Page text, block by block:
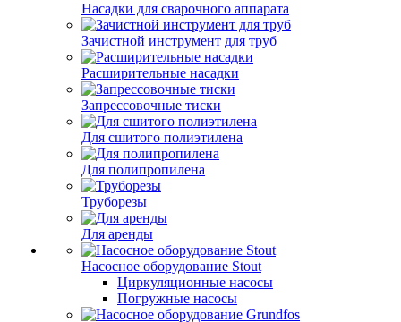
Насадки для сварочного аппарата
Зачистной инструмент для труб
Расширительные насадки
Запрессовочные тиски
Для сшитого полиэтилена
Для полипропилена
Труборезы
Для аренды
Насосное оборудование Stout
Циркуляционные насосы
Погружные насосы